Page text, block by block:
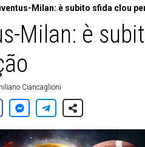
Milan: è subito sfida clou
Milan: è
Ciancaglioni